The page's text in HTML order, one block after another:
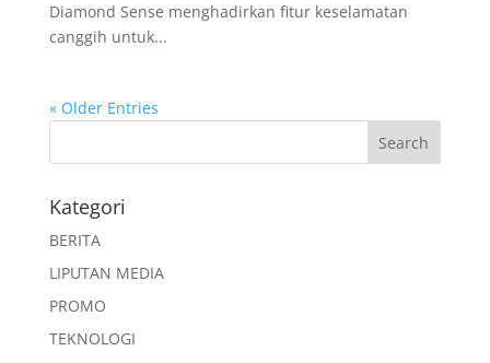
Diamond Sense menghadirkan fitur keselamatan
canggih untuk...
« Older Entries
Kategori
BERITA
LIPUTAN MEDIA
PROMO
TEKNOLOGI